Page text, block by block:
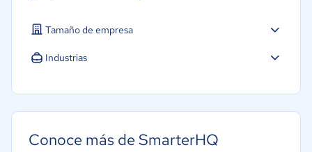
Tamaño de empresa
Industrias
Conoce más de SmarterHQ